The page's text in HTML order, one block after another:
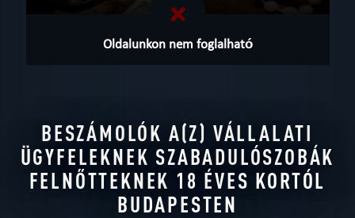
Oldalunkon nem foglalható
BESZÁMOLÓK A(Z) VÁLLALATI
ÜGYFELEKNEK SZABADULÓSZOBÁK
FELNŐTTEKNEK 18 ÉVES KORTÓL
BUDAPESTEN